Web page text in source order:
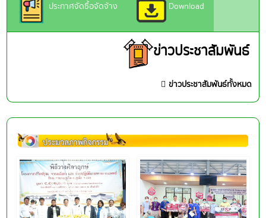
ประกาศจัดซื้อจัดจ้าง Download
ข่าวประชาสัมพันธ์
ข่าวประชาสัมพันธ์ทั้งหมด